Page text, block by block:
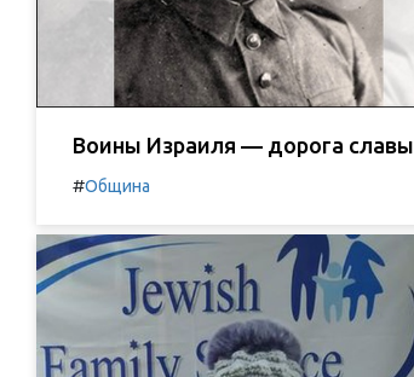
Воины Израиля — дорога славы
#Община